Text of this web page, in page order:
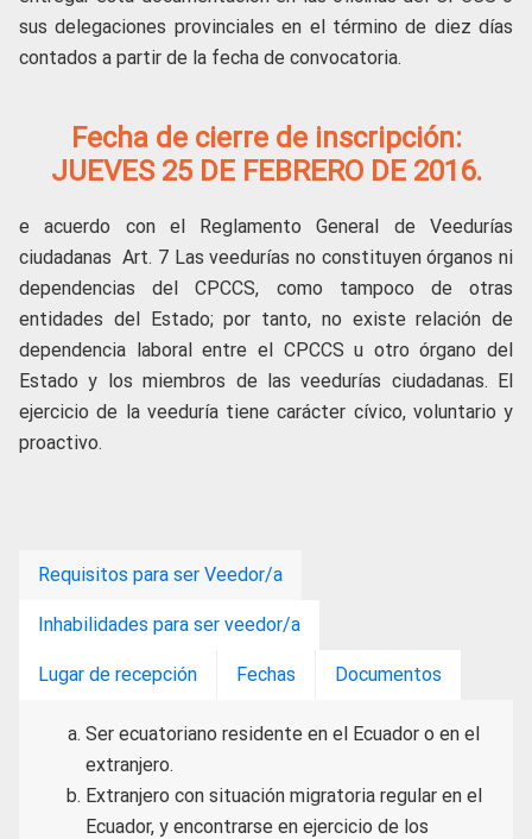
sus delegaciones provinciales en el término de diez días
contados a partir de la fecha de convocatoria.
Fecha de cierre de inscripción:
JUEVES 25 DE FEBRERO DE 2016.
e acuerdo con el Reglamento General de Veedurías
ciudadanas Art. 7 Las veedurías no constituyen órganos ni
dependencias del CPCCS, como tampoco de otras
entidades del Estado; por tanto, no existe relación de
dependencia laboral entre el CPCCS u otro órgano del
Estado y los miembros de las veedurías ciudadanas. El
ejercicio de la veeduría tiene carácter cívico, voluntario y
proactivo.
Requisitos para ser Veedor/a
Inhabilidades para ser veedor/a
Lugar de recepción Fechas Documentos
Ser ecuatoriano residente en el Ecuador o en el
extranjero.
Extranjero con situación migratoria regular en el
Ecuador, y encontrarse en ejercicio de los